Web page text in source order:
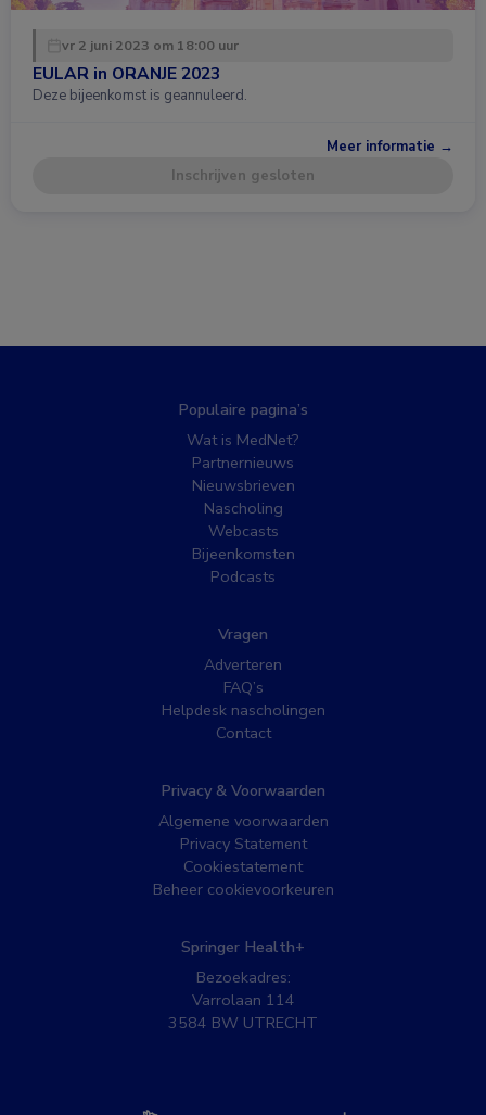
vr 2 juni 2023 om 18:00 uur
EULAR in ORANJE 2023
Deze bijeenkomst is geannuleerd.
Meer informatie →
Inschrijven gesloten
Populaire pagina’s
Wat is MedNet?
Partnernieuws
Nieuwsbrieven
Nascholing
Webcasts
Bijeenkomsten
Podcasts
Vragen
Adverteren
FAQ’s
Helpdesk nascholingen
Contact
Privacy & Voorwaarden
Algemene voorwaarden
Privacy Statement
Cookiestatement
Beheer cookievoorkeuren
Springer Health+
Bezoekadres:
Varrolaan 114
3584 BW UTRECHT